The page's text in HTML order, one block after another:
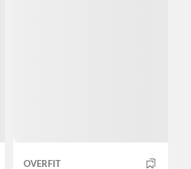
OVERFIT